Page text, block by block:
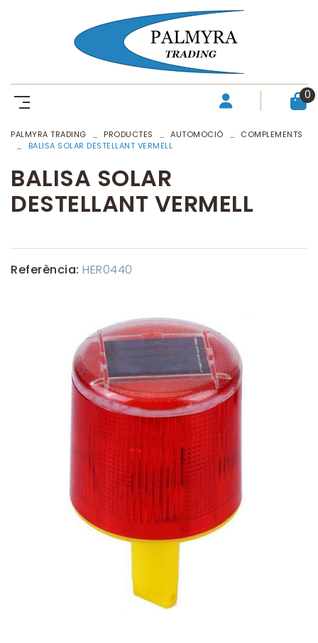
0
PALMYRA TRADING PRODUCTES AUTOMOCIÓ
COMPLEMENTS
BALISA SOLAR DESTELLANT VERMELL
BALISA SOLAR
DESTELLANT VERMELL
Referència: HER0440